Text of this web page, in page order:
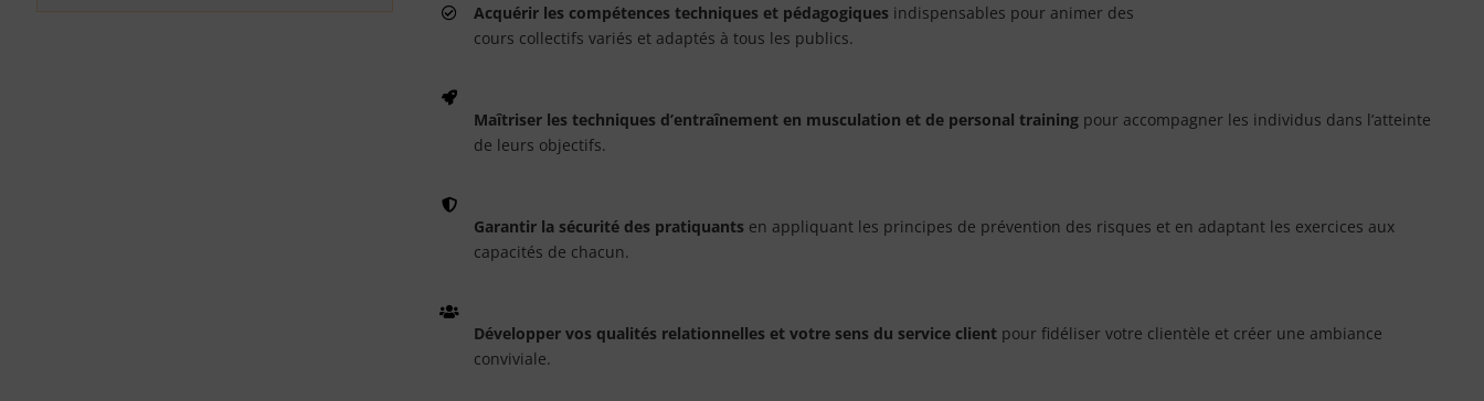
Acquérir les compétences techniques et pédagogiquesindispensables pour animer des
cours collectifs variés et adaptés à tous les publics.
Maîtriser les techniques d’entraînement en musculation et de personal trainingpour accompagner les individus dans l’atteinte
de leurs objectifs.
Garantir la sécurité des pratiquantsen appliquant les principes de prévention des risques et en adaptant les exercices aux
capacités de chacun.
Développer vos qualités relationnelles et votre sens du service clientpour fidéliser votre clientèle et créer une ambiance
conviviale.